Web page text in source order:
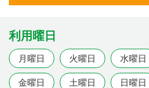
利用曜日
月曜日 火曜日 水曜日
金曜日 土曜日 日曜日